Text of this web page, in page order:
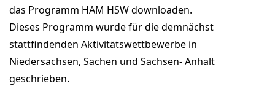
das Programm HAM HSW downloaden.
Dieses Programm wurde für die demnächst
stattfindenden Aktivitätswettbewerbe in
Niedersachsen, Sachen und Sachsen- Anhalt
geschrieben.